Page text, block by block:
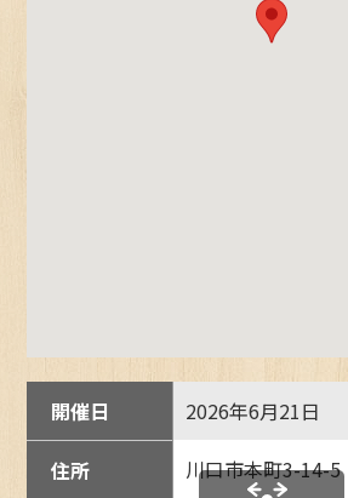
開催日 2026年6月21日
住所 川口市本町3-14-5